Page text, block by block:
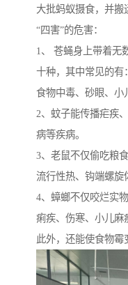
大批蚂蚁摄食，并搬
“四害”的危害：
1、 苍蝇身上带着无
十种，其中常见的有
食物中毒、砂眼、小
2、蚊子能传播疟疾
病等疾病。
3、老鼠不仅偷吃粮
流行性热、钩端螺旋
4、蟑螂不仅咬烂实
痢疾、伤寒、小儿麻
此外，还能使食物霉